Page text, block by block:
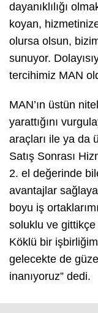
dayanıklılığı
koyan,
olursa olsun,
sunuyor.
tercihimiz MAN
MAN’ın üstün
yarattığını
araçları ile ya da
Satış Sonrası
2. el değerinde
avantajlar
boyu iş
soluklu ve
Köklü bir
gelecekte de
inanıyoruz” dedi.